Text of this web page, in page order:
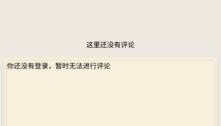
这里还没有评论
你还没有登录，暂时无法进行评论